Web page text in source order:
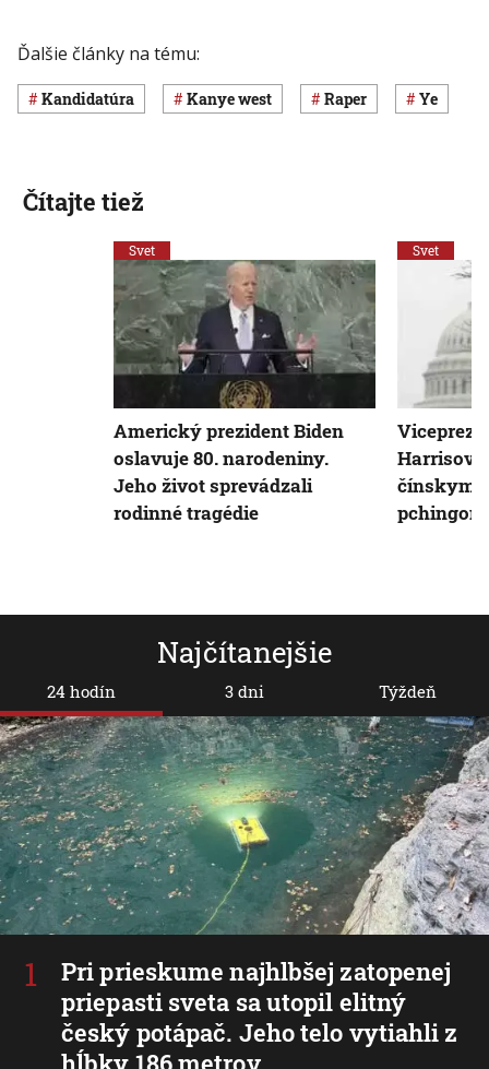
Ďalšie články na tému:
kandidatúra kanye west raper Ye
Najčítanejšie
24 hodín
Pri prieskume najhlbšej zatopenej
priepasti sveta sa utopil elitný
český potápač. Jeho telo vytiahli z
hĺbky 186 metrov
3 dni Týždeň
Čítajte tiež
Svet
Americký prezident Biden
oslavuje 80. narodeniny.
Jeho život sprevádzali
rodinné tragédie
Svet
čínskym
pchingom